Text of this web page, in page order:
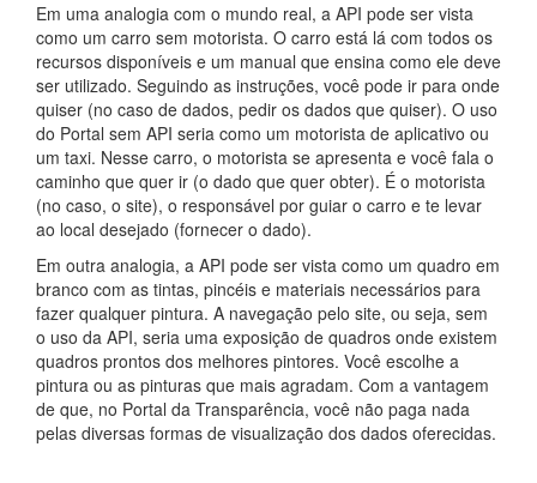
Em uma analogia com o mundo real, a API pode ser vista
como um carro sem motorista. O carro está lá com todos os
recursos disponíveis e um manual que ensina como ele deve
ser utilizado. Seguindo as instruções, você pode ir para onde
quiser (no caso de dados, pedir os dados que quiser). O uso
do Portal sem API seria como um motorista de aplicativo ou
um taxi. Nesse carro, o motorista se apresenta e você fala o
caminho que quer ir (o dado que quer obter). É o motorista
(no caso, o site), o responsável por guiar o carro e te levar
ao local desejado (fornecer o dado).
Em outra analogia, a API pode ser vista como um quadro em
branco com as tintas, pincéis e materiais necessários para
fazer qualquer pintura. A navegação pelo site, ou seja, sem
o uso da API, seria uma exposição de quadros onde existem
quadros prontos dos melhores pintores. Você escolhe a
pintura ou as pinturas que mais agradam. Com a vantagem
de que, no Portal da Transparência, você não paga nada
pelas diversas formas de visualização dos dados oferecidas.